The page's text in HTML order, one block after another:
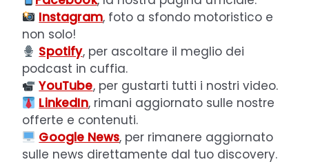
Instagram, foto a sfondo motoristico e
non solo!
Spotify, per ascoltare il meglio dei
podcast in cuffia.
YouTube, per gustarti tutti i nostri video.
LinkedIn, rimani aggiornato sulle nostre
offerte e contenuti.
Google News, per rimanere aggiornato
sulle news direttamente dal tuo discovery.